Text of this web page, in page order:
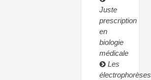
Juste
prescription
en
biologie
médicale
Les
électrophorèses